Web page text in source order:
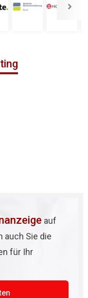
auf
auch Sie die
für Ihr